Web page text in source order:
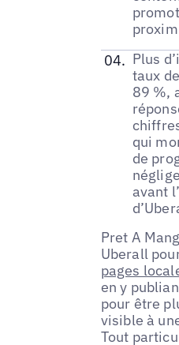
Plus
taux
89 %,
qui
de
avant
Pret A
Uberall
pages
en y
pour être
visible à
Tout